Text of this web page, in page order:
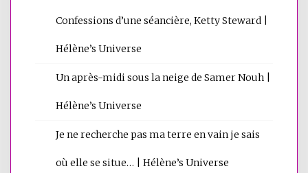
Confessions d’une séancière, Ketty Steward |
Hélène’s Universe
Un après-midi sous la neige de Samer Nouh |
Hélène’s Universe
Je ne recherche pas ma terre en vain je sais
où elle se situe… | Hélène’s Universe